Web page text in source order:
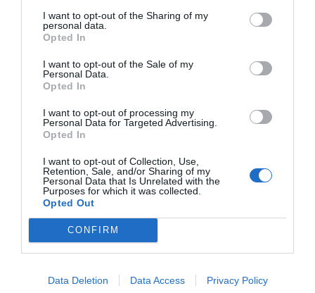
I want to opt-out of the Sharing of my
personal data.
Opted In
I want to opt-out of the Sale of my
Personal Data.
Opted In
I want to opt-out of processing my
Personal Data for Targeted Advertising.
Opted In
I want to opt-out of Collection, Use,
Retention, Sale, and/or Sharing of my
Personal Data that Is Unrelated with the
Purposes for which it was collected.
Opted Out
CONFIRM
Data Deletion Data Access Privacy Policy
à 4.14 km du point 38
à 5.17 km du point 38
à 2.71 km du point 41
Barbotan-les-Bainsà 2.71 km du point 41
Facebook Partager cette voie
Itinéraire
615 km ( 6 heures 5 minutes)
Prendre la directionnord-estsurRue
25 m